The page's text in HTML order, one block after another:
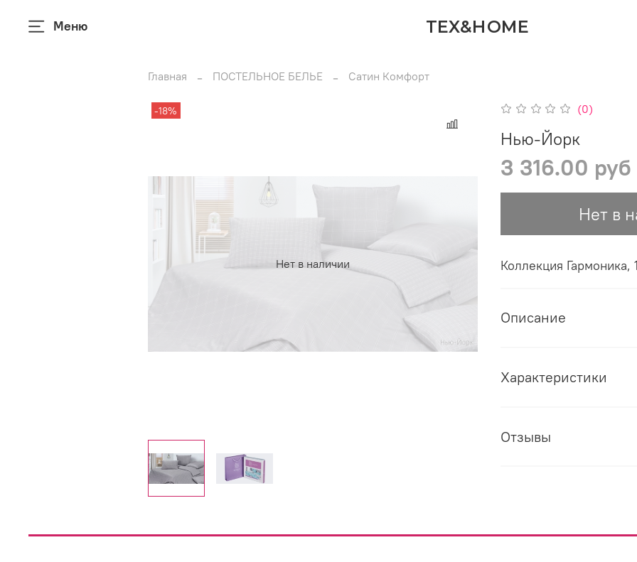
Меню TEX&HOME
Главная ПОСТЕЛЬНОЕ БЕЛЬЕ Сатин Комфорт
Нет в наличии
-18% (0)
Нью-Йорк
3 316.00 руб
Нет в
Коллекция Гармоника,
Описание
Характеристики
Отзывы